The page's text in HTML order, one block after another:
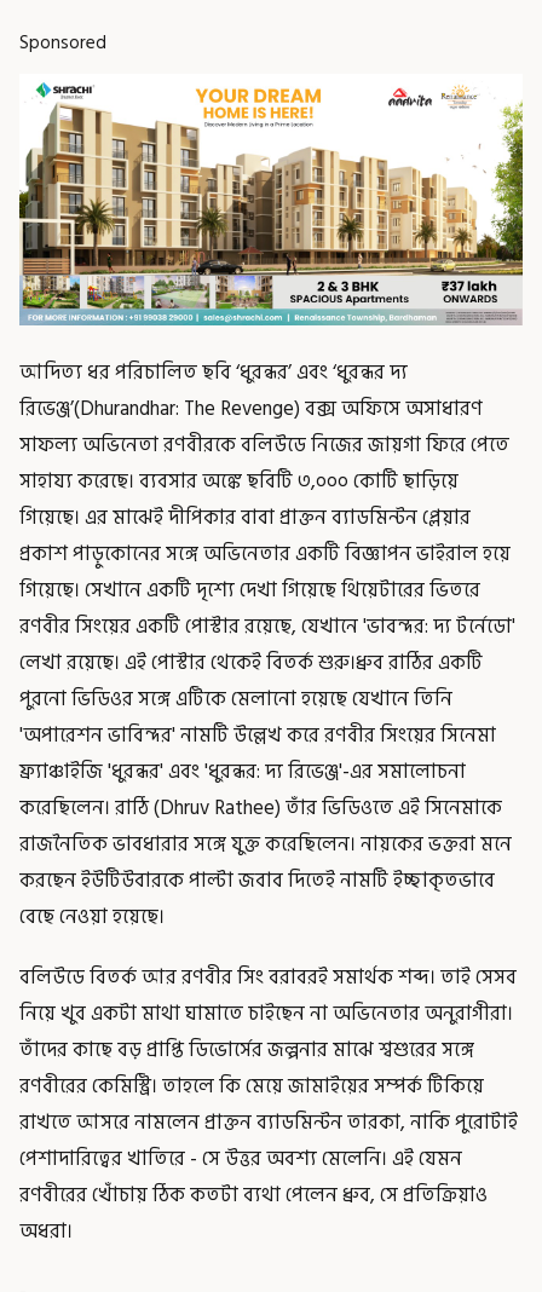
Sponsored
আদিত্য ধর পরিচালিত ছবি ‘ধুরন্ধর’ এবং ‘ধুরন্ধর দ্য
রিভেঞ্জ’(Dhurandhar: The Revenge) বক্স অফিসে অসাধারণ
সাফল্য অভিনেতা রণবীরকে বলিউডে নিজের জায়গা ফিরে পেতে
সাহায্য করেছে। ব্যবসার অঙ্কে ছবিটি ৩,০০০ কোটি ছাড়িয়ে
গিয়েছে। এর মাঝেই দীপিকার বাবা প্রাক্তন ব্যাডমিন্টন প্লেয়ার
প্রকাশ পাড়ুকোনের সঙ্গে অভিনেতার একটি বিজ্ঞাপন ভাইরাল হয়ে
গিয়েছে। সেখানে একটি দৃশ্যে দেখা গিয়েছে থিয়েটারের ভিতরে
রণবীর সিংয়ের একটি পোস্টার রয়েছে, যেখানে 'ভাবন্দর: দ্য টর্নেডো'
লেখা রয়েছে। এই পোস্টার থেকেই বিতর্ক শুরু।ধ্রুব রাঠির একটি
পুরনো ভিডিওর সঙ্গে এটিকে মেলানো হয়েছে যেখানে তিনি
'অপারেশন ভাবিন্দর' নামটি উল্লেখ করে রণবীর সিংয়ের সিনেমা
ফ্র্যাঞ্চাইজি 'ধুরন্ধর' এবং 'ধুরন্ধর: দ্য রিভেঞ্জ'-এর সমালোচনা
করেছিলেন। রাঠি (Dhruv Rathee) তাঁর ভিডিওতে এই সিনেমাকে
রাজনৈতিক ভাবধারার সঙ্গে যুক্ত করেছিলেন। নায়কের ভক্তরা মনে
করছেন ইউটিউবারকে পাল্টা জবাব দিতেই নামটি ইচ্ছাকৃতভাবে
বেছে নেওয়া হয়েছে।
বলিউডে বিতর্ক আর রণবীর সিং বরাবরই সমার্থক শব্দ। তাই সেসব
নিয়ে খুব একটা মাথা ঘামাতে চাইছেন না অভিনেতার অনুরাগীরা।
তাঁদের কাছে বড় প্রাপ্তি ডিভোর্সের জল্পনার মাঝে শ্বশুরের সঙ্গে
রণবীরের কেমিস্ট্রি। তাহলে কি মেয়ে জামাইয়ের সম্পর্ক টিকিয়ে
রাখতে আসরে নামলেন প্রাক্তন ব্যাডমিন্টন তারকা, নাকি পুরোটাই
পেশাদারিত্বের খাতিরে - সে উত্তর অবশ্য মেলেনি। এই যেমন
রণবীরের খোঁচায় ঠিক কতটা ব্যথা পেলেন ধ্রুব, সে প্রতিক্রিয়াও
অধরা।